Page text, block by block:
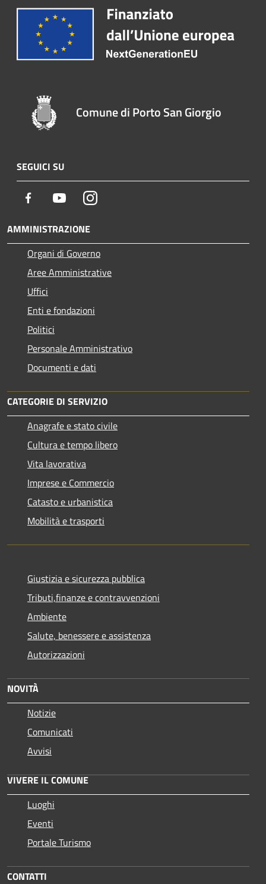
Comune di Porto San Giorgio
SEGUICI SU
Facebook YoutubeInstagram
AMMINISTRAZIONE
Organi di Governo
Aree Amministrative
Uffici
Enti e fondazioni
Politici
Personale Amministrativo
Documenti e dati
CATEGORIE DI SERVIZIO
Anagrafe e stato civile
Cultura e tempo libero
Vita lavorativa
Imprese e Commercio
Catasto e urbanistica
Mobilità e trasporti
Giustizia e sicurezza pubblica
Tributi,finanze e contravvenzioni
Ambiente
Salute, benessere e assistenza
Autorizzazioni
NOVITÀ
Notizie
Comunicati
Avvisi
VIVERE IL COMUNE
Luoghi
Eventi
Portale Turismo
CONTATTI